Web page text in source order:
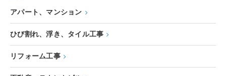
アパート、マンション
ひび割れ、浮き、タイル工事
リフォーム工事